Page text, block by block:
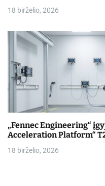
18 birželio, 2026
„Fennec Engineering“
Acceleration Platform“
18 birželio, 2026